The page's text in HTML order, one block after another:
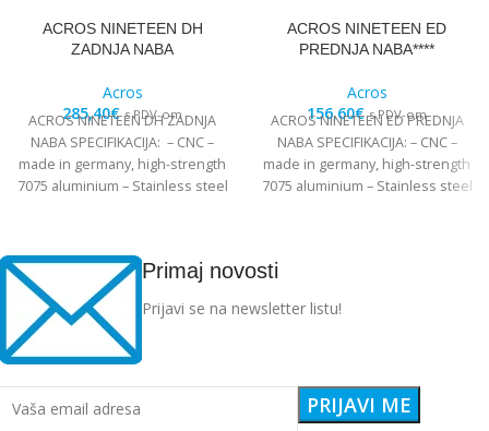
ACROS NINETEEN DH
ZADNJA NABA
Acros
285,40€ s PDV-om
ACROS NINETEEN DH ZADNJA
NABA SPECIFIKACIJA: – CNC –
made in germany, high-strength
7075 aluminium – Stainless steel
ACROS NINETEEN ED
PREDNJA NABA****
Acros
156,60€ s PDV-om
ACROS NINETEEN ED PREDNJA
NABA SPECIFIKACIJA: – CNC –
made in germany, high-strength
7075 aluminium – Stainless steel
Primaj novosti
Prijavi se na newsletter listu!